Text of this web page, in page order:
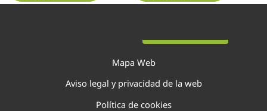
Mapa Web
Aviso legal y privacidad de la web
Política de cookies